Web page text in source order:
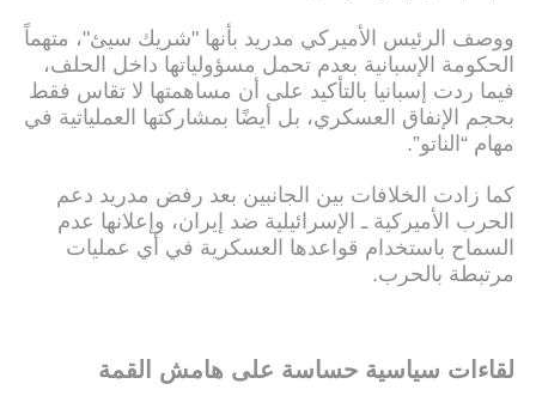
ووصف الرئيس الأميركي مدريد بأنها "شريك سيئ"، متهماً
الحكومة الإسبانية بعدم تحمل مسؤولياتها داخل الحلف،
فيما ردت إسبانيا بالتأكيد على أن مساهمتها لا تقاس فقط
بحجم الإنفاق العسكري، بل أيضًا بمشاركتها العملياتية في
مهام “الناتو”.
كما زادت الخلافات بين الجانبين بعد رفض مدريد دعم
الحرب الأميركية ـ الإسرائيلية ضد إيران، وإعلانها عدم
السماح باستخدام قواعدها العسكرية في أي عمليات
مرتبطة بالحرب.
لقاءات سياسية حساسة على هامش القمة